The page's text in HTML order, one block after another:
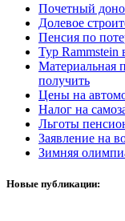
Почетный
Долевое
Пенсия по
Тур Rammstein
Материальная
получить
Цены на
Налог на
Льготы
Заявление на
Зимняя
Новые публикации: